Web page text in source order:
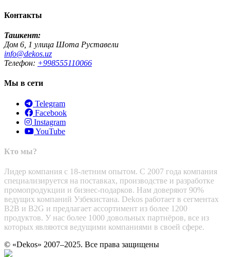
Контакты
Ташкент:
Дом 6, 1 улица Шота Руставели
info@dekos.uz
Телефон: +998555110066
Мы в сети
Telegram
Facebook
Instagram
YouTube
Кто мы?
Лидер компания с 18-летним опытом. С 2007 года компания
специализируется на поставках, производстве и разработке
промопродукции и бизнес-подарков. Нам доверяют 90%
ведущих компаний Узбекистана. Dekos работает в сегментах
B2B и B2G и предлагает ассортимент из более 1200
продуктов. У нас более 1000 довольных партнёров, все из
которых являются ведущими компаниями в своей сфере.
© «Dekos» 2007–2025. Все права защищены